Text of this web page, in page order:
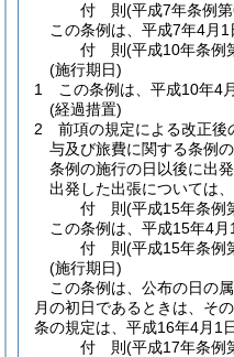
付 則(平成7年条例
この条例は、平成7年4月1
付 則(平成10年条例
(施行期日)
1
この条例は、平成10年4
(経過措置)
2
前項の規定による改正
与及び旅費に関する条例
条例の施行の日以後に出
出発した出張については
付 則(平成15年条例
この条例は、平成15年4月
付 則(平成15年条例
(施行期日)
この条例は、公布の日の
月の初日であるときは、そ
条の規定は、平成16年4月1
付 則(平成17年条例